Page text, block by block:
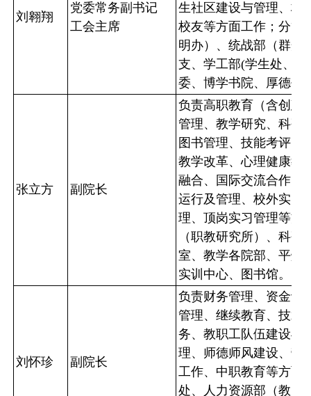
刘翱翔
党委常务副书记
工会主席
生社区建设与管理、校
校友等方面工作；分管
明办）、统战部（群众
支、学工部(学生处、
委、博学书院、厚德书
张立方 副院长
负责高职教育（含创建
管理、教学研究、科研
图书管理、技能考评、
教学改革、心理健康教
融合、国际交流合作、
运行及管理、校外实习
理、顶岗实习管理等方
（职教研究所）、科研
室、教学各院部、平煤
实训中心、图书馆。
刘怀珍 副院长
负责财务管理、资金计
管理、继续教育、技术
务、教职工队伍建设与
理、师德师风建设、劳
工作、中职教育等方面
处、人力资源部（教师